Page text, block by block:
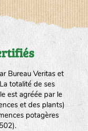
Bureau Veritas et
totalité de ses
est agréée par le
et des plants)
potagères